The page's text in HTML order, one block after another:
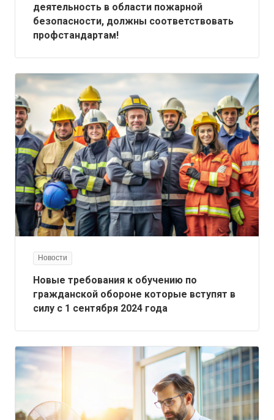
деятельность в области пожарной
безопасности, должны соответствовать
профстандартам!
Новости
Новые требования к обучению по
гражданской обороне которые вступят в
силу с 1 сентября 2024 года